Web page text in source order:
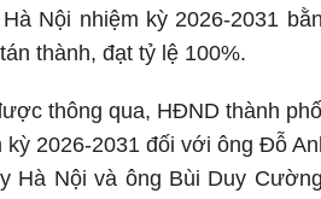
Nội nhiệm kỳ 2026-2031
thành, đạt tỷ lệ 100%.
thông qua, HĐND thành
kỳ 2026-2031 đối với ông Đỗ
Hà Nội và ông Bùi Duy